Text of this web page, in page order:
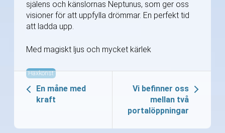
själens och känslornas Neptunus, som ger oss
visioner för att uppfylla drömmar. En perfekt tid
att ladda upp.
Med magiskt ljus och mycket kärlek
Häxkonst
En måne med
kraft
Vi befinner oss
mellan två
portalöppningar